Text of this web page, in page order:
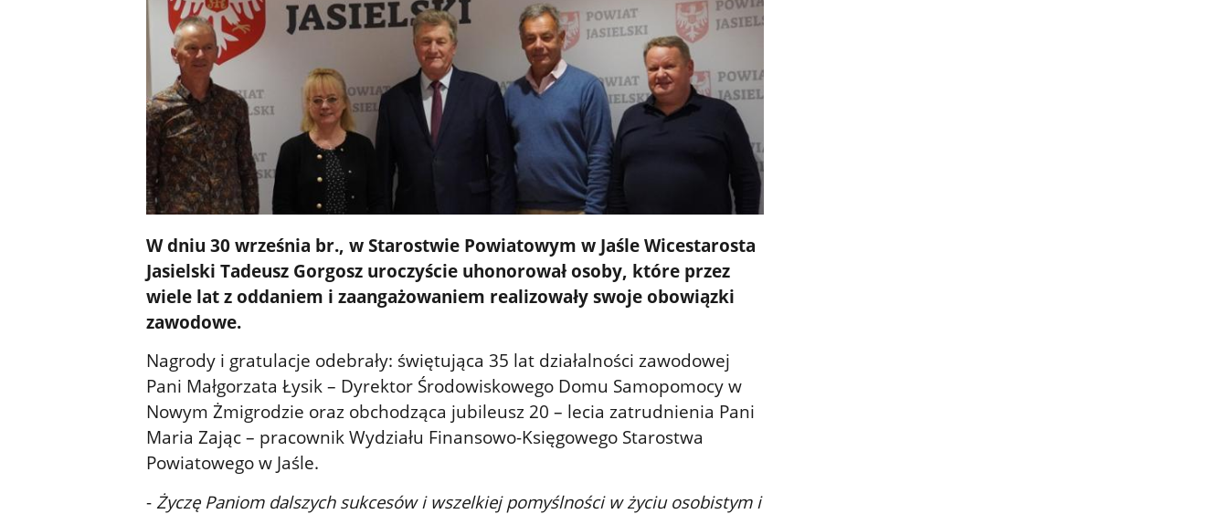
W dniu 30 września br., w Starostwie Powiatowym w Jaśle Wicestarosta
Jasielski Tadeusz Gorgosz uroczyście uhonorował osoby, które przez
wiele lat z oddaniem i zaangażowaniem realizowały swoje obowiązki
zawodowe.
Nagrody i gratulacje odebrały: świętująca 35 lat działalności zawodowej
Pani Małgorzata Łysik – Dyrektor Środowiskowego Domu Samopomocy w
Nowym Żmigrodzie oraz obchodząca jubileusz 20 – lecia zatrudnienia Pani
Maria Zając – pracownik Wydziału Finansowo-Księgowego Starostwa
Powiatowego w Jaśle.
- Życzę Paniom dalszych sukcesów i wszelkiej pomyślności w życiu osobistym i